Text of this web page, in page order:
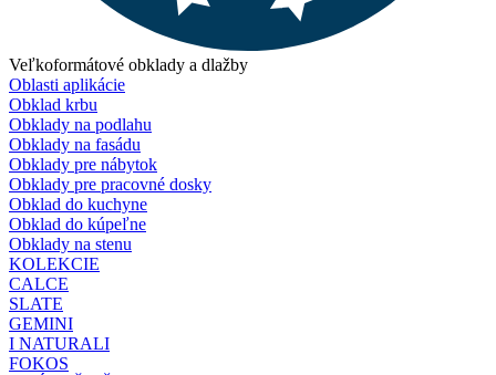
Veľkoformátové obklady a dlažby
Oblasti aplikácie
Obklad krbu
Obklady na podlahu
Obklady na fasádu
Obklady pre nábytok
Obklady pre pracovné dosky
Obklad do kuchyne
Obklad do kúpeľne
Obklady na stenu
KOLEKCIE
CALCE
SLATE
GEMINI
I NATURALI
FOKOS